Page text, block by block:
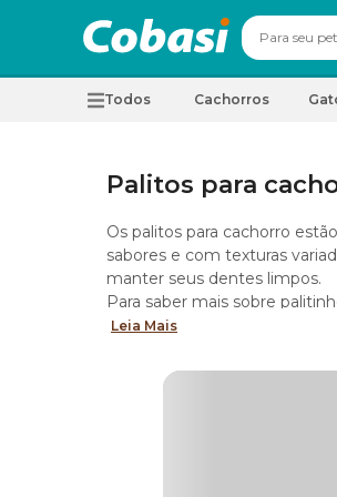
Todos Cachorros
Palitos para
Os palitos para cachorro
sabores e com texturas
manter seus dentes limpos.
Para saber mais sobre
gente até o final da leitura.
Leia Mais